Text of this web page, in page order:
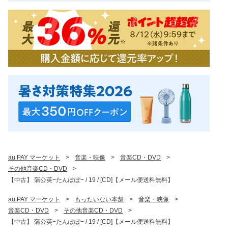
au PAY マーケット > 音楽・映像 > 音楽CD・DVD
>
その他音楽CD・DVD
>
【中古】 蒲公英−たんぽぽ− / 19 / [CD]【メール便送料無料】
au PAY マーケット > もったいない本舗 > 音楽・映像
>
音楽CD・DVD
> その他音楽CD・DVD
>
【中古】 蒲公英−たんぽぽ− / 19 / [CD]【メール便送料無料】